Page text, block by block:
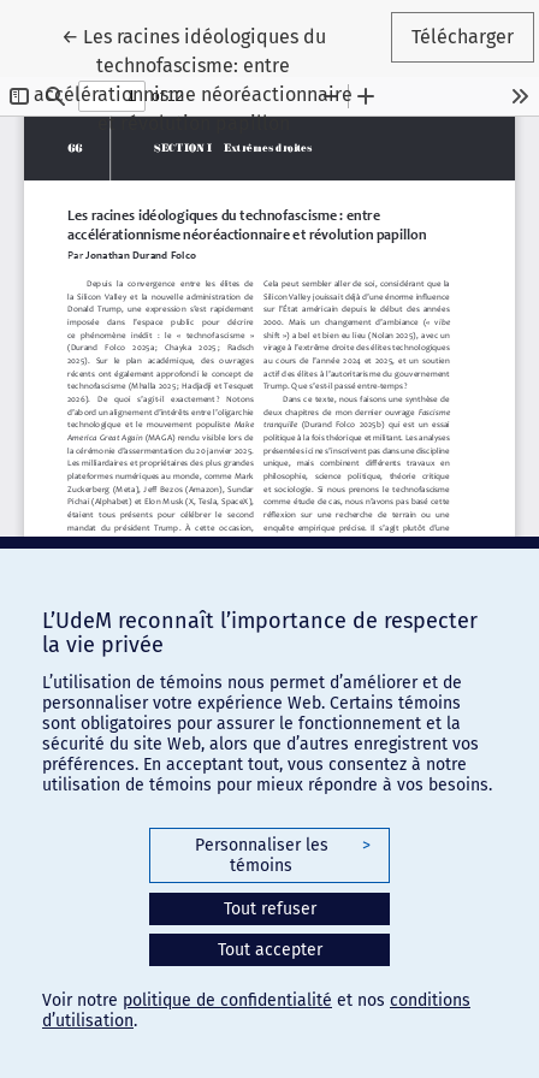
← Retourner aux renseignements sur l'article
Les racines idéologiques du
technofascisme: entre
accélérationnisme néoréactionnaire
et révolution papillon
Télécharger
L’UdeM reconnaît l’importance de respecter
la vie privée
L’utilisation de témoins nous permet d’améliorer et de
personnaliser votre expérience Web. Certains témoins
sont obligatoires pour assurer le fonctionnement et la
sécurité du site Web, alors que d’autres enregistrent vos
préférences. En acceptant tout, vous consentez à notre
utilisation de témoins pour mieux répondre à vos besoins.
Personnaliser les
témoins
>
Tout refuser
Tout accepter
Voir notre politique de confidentialité et nos conditions
d’utilisation.